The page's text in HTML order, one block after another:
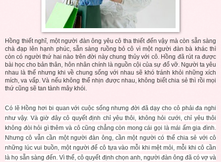
Hồng thiết nghĩ, một người đàn ông yêu cô tha thiết đến vậy mà còn sẵn sàng
chà đạp lên hạnh phúc, sẵn sàng ruồng bỏ cô vì một người đàn bà khác thì
còn có người thứ hai nào trên đời này chung thủy với cô. Hồng đã rút ra được
bài học cho bản thân, hôn nhân chính là nguồn cội của sự đổ vỡ. Người ta yêu
nhau là thế nhưng khi về chung sống với nhau sẽ khó tránh khỏi những xích
mích, va vấp. Và nếu không thể nhịn được nhau, không biết chia sẻ thì rồi mọi
thứ cũng sẽ tan tành mây khói.
Có lẽ Hồng hơi bi quan với cuộc sống nhưng đời đã dạy cho cô phải đa nghi
như vậy. Và giờ đây cô quyết định chỉ yêu thôi, không hỏi cưới, chỉ yêu thôi
không đòi hỏi gì thêm và cô cũng chẳng còn mong cái gọi là mái ấm gia đình.
Nhưng cô vẫn cần một người đàn ông, cần một người có thể chia sẻ với cô
những lúc vui buồn, một người để cô tựa vào mỗi khi mệt mỏi, mỗi khi cô cần
là họ sẵn sàng đến. Vì thế, cô quyết định chọn anh, người đàn ông đã có vợ và